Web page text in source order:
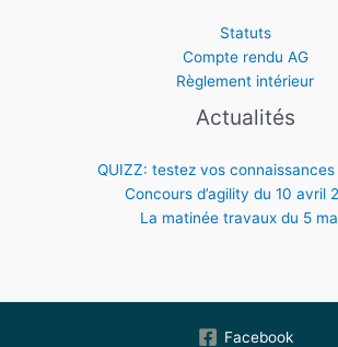
Statuts
Compte rendu AG
Règlement intérieur
Actualités
QUIZZ: testez vos
Concours d’agility du 10 avril
La matinée travaux du 5
Facebook